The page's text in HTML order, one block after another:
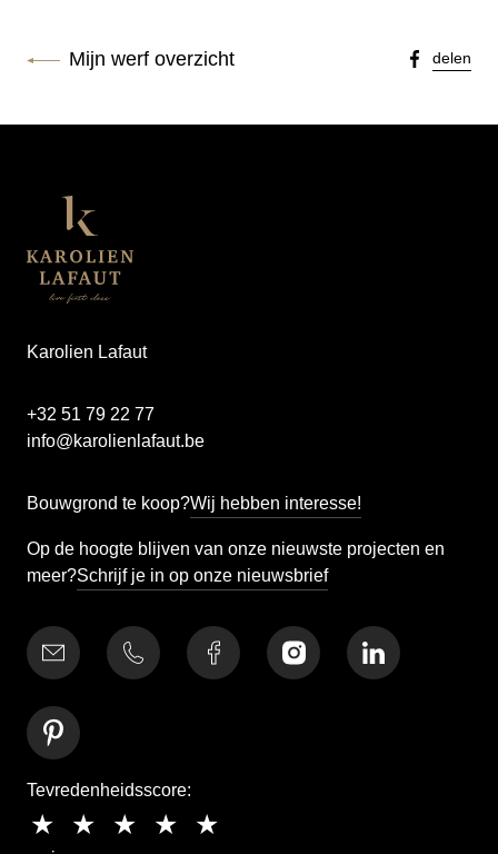
Mijn werf overzicht delen
Karolien Lafaut
+32 51 79 22 77
info@karolienlafaut.be
Bouwgrond te koop?Wij hebben interesse!
Op de hoogte blijven van onze nieuwste projecten en
meer?Schrijf je in op onze nieuwsbrief
Tevredenheidsscore: